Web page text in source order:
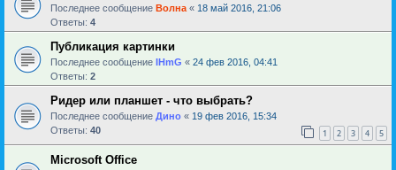
Последнее сообщение Волна « 18 май 2016, 21:06
Ответы: 4
Публикация картинки
Последнее сообщение IHmG « 24 фев 2016, 04:41
Ответы: 2
Ридер или планшет - что выбрать?
Последнее сообщение Дино « 19 фев 2016, 15:34
Ответы: 40 1 2 3 4 5
Microsoft Office